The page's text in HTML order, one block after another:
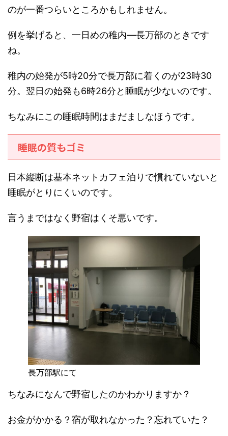
のが一番つらいところかもしれません。
例を挙げると、一日めの稚内―長万部のときです
ね。
稚内の始発が5時20分で長万部に着くのが23時30
分。翌日の始発も6時26分と睡眠が少ないのです。
ちなみにこの睡眠時間はまだましなほうです。
睡眠の質もゴミ
日本縦断は基本ネットカフェ泊りで慣れていないと
睡眠がとりにくいのです。
言うまではなく野宿はくそ悪いです。
長万部駅にて
ちなみになんで野宿したのかわかりますか？
お金がかかる？宿が取れなかった？忘れていた？